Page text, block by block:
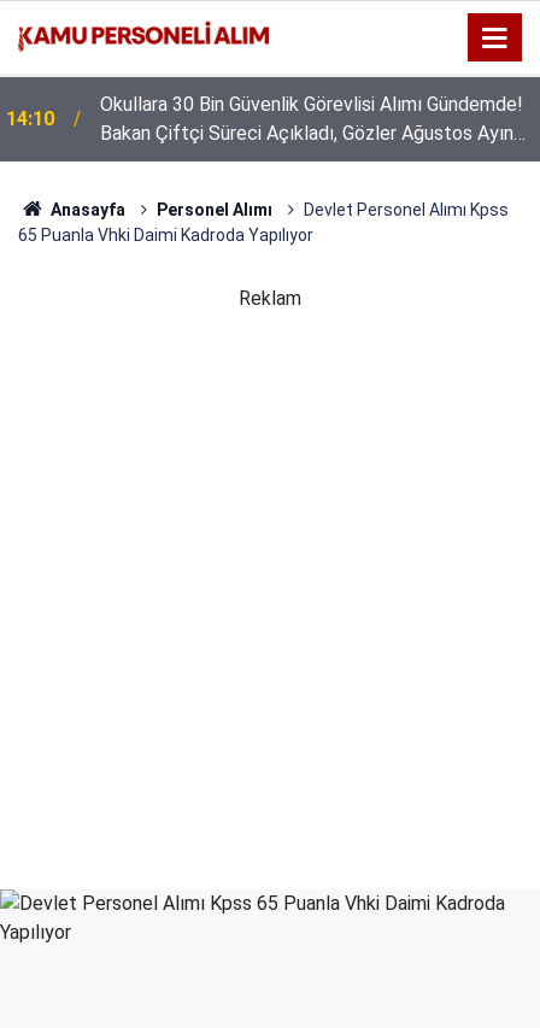
14:10
Okullara 30 Bin Güvenlik Görevlisi Alımı Gündemde!
Bakan Çiftçi Süreci Açıkladı, Gözler Ağustos Ayına
Çevrildi
Anasayfa Personel Alımı
Devlet Personel Alımı Kpss
65 Puanla Vhki Daimi Kadroda Yapılıyor
Reklam